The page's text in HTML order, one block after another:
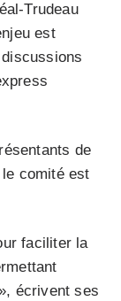
Trudeau
est
de
comité est
faciliter la
écrivent ses